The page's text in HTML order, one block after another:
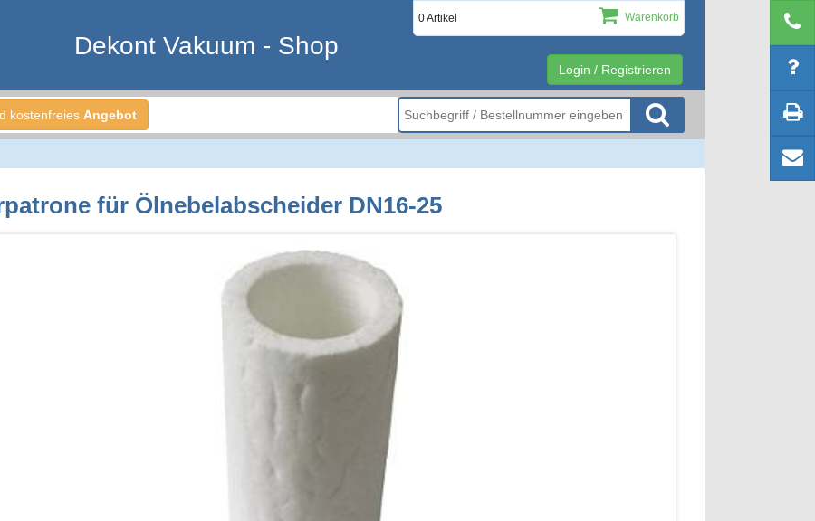
Login / Registrieren
0 Artikel Warenkorb
Dekont Vakuum - Shop
kostenfreies Angebot
für Ölnebelabscheider DN16-25